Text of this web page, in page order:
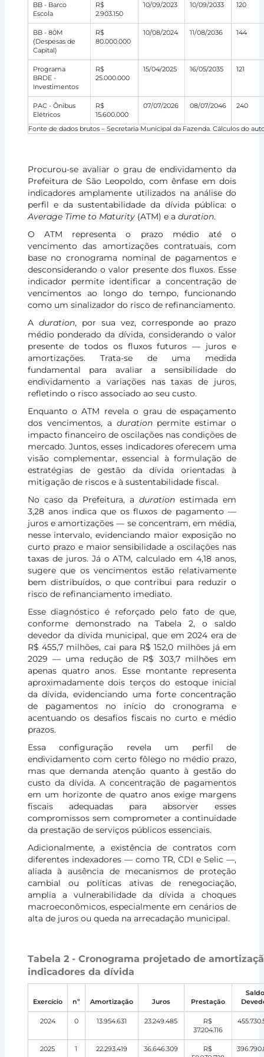
BB - Barco
Escola
R$
2.903.150
10/09/2023 10/09/2033 120
BB - 80M
(Despesas de
Capital)
R$
80.000.000
10/08/2024 11/08/2036 144
Programa
BRDE -
Investimentos
R$
25.000.000
15/04/2025 16/05/2035 121
PAC - Ônibus
Elétricos
R$
15.600.000
07/07/2026 08/07/2046 240
Fonte de dados brutos – Secretaria Municipal da Fazenda. Cálculos do
Procurou-se avaliar o grau de endividamento da
Prefeitura de São Leopoldo, com ênfase em dois
indicadores amplamente utilizados na análise do
perfil e da sustentabilidade da dívida pública: o
Average Time to Maturity(ATM) e a duration.
O ATM representa o prazo médio até o
vencimento das amortizações contratuais, com
base no cronograma nominal de pagamentos e
desconsiderando o valor presente dos fluxos. Esse
indicador permite identificar a concentração de
vencimentos ao longo do tempo, funcionando
como um sinalizador do risco de refinanciamento.
A duration, por sua vez, corresponde ao prazo
médio ponderado da dívida, considerando o valor
presente de todos os fluxos futuros — juros e
amortizações. Trata-se de uma medida
fundamental para avaliar a sensibilidade do
endividamento a variações nas taxas de juros,
refletindo o risco associado ao seu custo.
Enquanto o ATM revela o grau de espaçamento
dos vencimentos, a durationpermite estimar o
impacto financeiro de oscilações nas condições de
mercado. Juntos, esses indicadores oferecem uma
visão complementar, essencial à formulação de
estratégias de gestão da dívida orientadas à
mitigação de riscos e à sustentabilidade fiscal.
No caso da Prefeitura, aduration estimada em
3,28 anos indica que os fluxos de pagamento —
juros e amortizações — se concentram, em média,
nesse intervalo, evidenciando maior exposição no
curto prazo e maior sensibilidade a oscilações nas
taxas de juros. Já o ATM, calculado em 4,18 anos,
sugere que os vencimentos estão relativamente
bem distribuídos, o que contribui para reduzir o
risco de refinanciamento imediato.
Esse diagnóstico é reforçado pelo fato de que,
conforme demonstrado na Tabela 2, o saldo
devedor da dívida municipal, que em 2024 era de
R$ 455,7 milhões, cai para R$ 152,0 milhões já em
2029 — uma redução de R$ 303,7 milhões em
apenas quatro anos. Esse montante representa
aproximadamente dois terços do estoque inicial
da dívida, evidenciando uma forte concentração
de pagamentos no início do cronograma e
acentuando os desafios fiscais no curto e médio
prazos.
Essa configuração revela um perfil de
endividamento com certo fôlego no médio prazo,
mas que demanda atenção quanto à gestão do
custo da dívida. A concentração de pagamentos
em um horizonte de quatro anos exige margens
fiscais adequadas para absorver esses
compromissos sem comprometer a continuidade
da prestação de serviços públicos essenciais.
Adicionalmente, a existência de contratos com
diferentes indexadores — como TR, CDI e Selic —,
aliada à ausência de mecanismos de proteção
cambial ou políticas ativas de renegociação,
amplia a vulnerabilidade da dívida a choques
macroeconômicos, especialmente em cenários de
alta de juros ou queda na arrecadação municipal.
Tabela 2 - Cronograma projetado de
indicadores da dívida
Exercício nº Amortização Juros Prestação
2024 0 13.954.631 23.249.485
R$
37.204.116
2025 1 22.293.419 36.646.309
R$